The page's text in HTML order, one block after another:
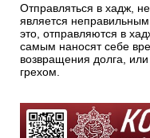
Отправляться в хадж,
является
это, отправляются в
самым наносят себе
возвращения долга,
грехом.